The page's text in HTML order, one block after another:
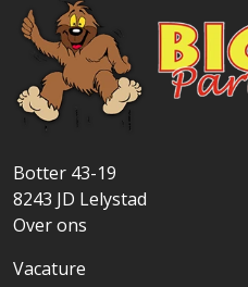
Botter 43-19
8243 JD Lelystad
Over ons
Vacature